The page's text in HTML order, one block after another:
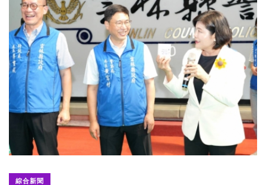
綜合新聞